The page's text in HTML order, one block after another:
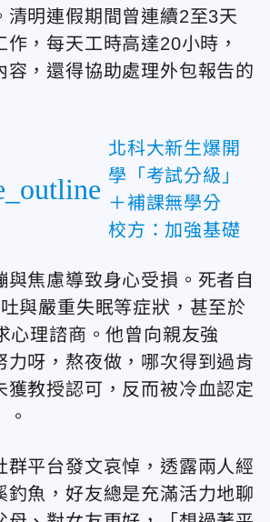
清明連假期間曾連續2至3天
作，每天工時高達20小時，
容，還得協助處理外包報告的
北科大新生爆開
學「考試分級」
＋補課無學分
校方：加強基礎
與焦慮導致身心受損。死者自
與嚴重失眠等症狀，甚至於
心理諮商。他曾向親友強
力呀，熬夜做，哪次得到過肯
獲教授認可，反而被冷血認定
群平台發文哀悼，透露兩人經
釣魚，好友總是充滿活力地聊